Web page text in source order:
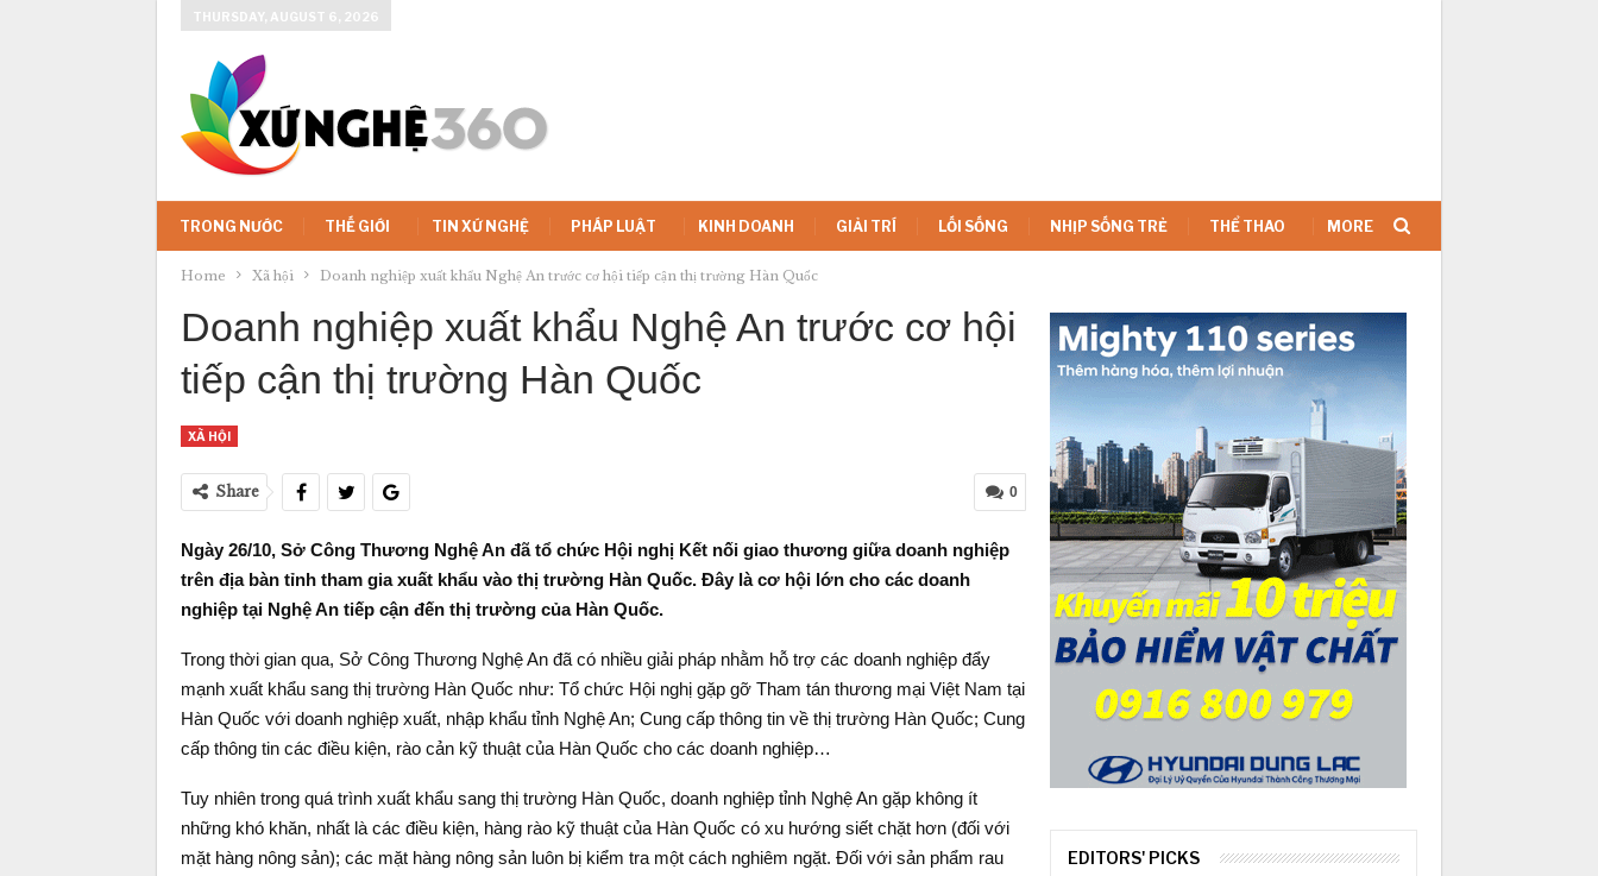
THURSDAY, AUGUST 6, 2026
TRONG NƯỚC THẾ GIỚI TIN XỨ NGHỆ PHÁP LUẬT KINH DOANH GIẢI TRÍ LỐI SỐNG NHỊP SỐNG TRẺ THỂ THAO MORE
Home Xã hội Doanh nghiệp xuất khẩu Nghệ An trước cơ hội tiếp cận thị trường Hàn Quốc
Doanh nghiệp xuất khẩu Nghệ An trước cơ hội
tiếp cận thị trường Hàn Quốc
XÃ HỘI
0
Share
Ngày 26/10, Sở Công Thương Nghệ An đã tổ chức Hội nghị Kết nối giao thương giữa doanh nghiệp
trên địa bàn tỉnh tham gia xuất khẩu vào thị trường Hàn Quốc. Đây là cơ hội lớn cho các doanh
nghiệp tại Nghệ An tiếp cận đến thị trường của Hàn Quốc.
Trong thời gian qua, Sở Công Thương Nghệ An đã có nhiều giải pháp nhằm hỗ trợ các doanh nghiệp đẩy
mạnh xuất khẩu sang thị trường Hàn Quốc như: Tổ chức Hội nghị gặp gỡ Tham tán thương mại Việt Nam tại
Hàn Quốc với doanh nghiệp xuất, nhập khẩu tỉnh Nghệ An; Cung cấp thông tin về thị trường Hàn Quốc; Cung
cấp thông tin các điều kiện, rào cản kỹ thuật của Hàn Quốc cho các doanh nghiệp…
Tuy nhiên trong quá trình xuất khẩu sang thị trường Hàn Quốc, doanh nghiệp tỉnh Nghệ An gặp không ít
những khó khăn, nhất là các điều kiện, hàng rào kỹ thuật của Hàn Quốc có xu hướng siết chặt hơn (đối với
mặt hàng nông sản); các mặt hàng nông sản luôn bị kiểm tra một cách nghiêm ngặt. Đối với sản phẩm rau
EDITORS' PICKS